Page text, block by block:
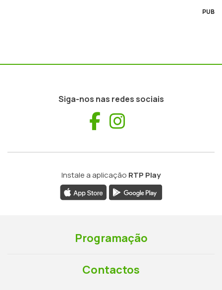
PUB
Siga-nos nas redes sociais
Facebook
Instale a aplicação RTP Play
Programação
Contactos